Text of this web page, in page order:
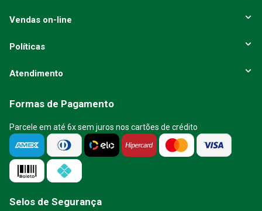
Vendas on-line
Políticas
Atendimento
Formas de Pagamento
Parcele em até 6x sem juros nos cartões de crédito
Selos de Segurança